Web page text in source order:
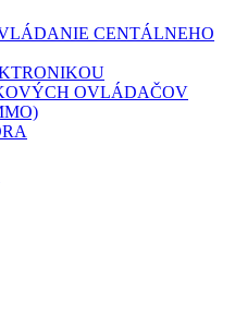
CENTÁLNEHO
OVLÁDAČOV